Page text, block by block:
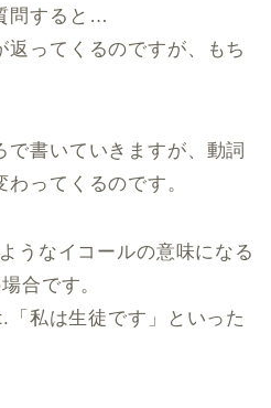
問すると…
返ってくるのですが、もち
で書いていきますが、動詞
ってくるのです。
うなイコールの意味になる
合です。
私は生徒です」といった